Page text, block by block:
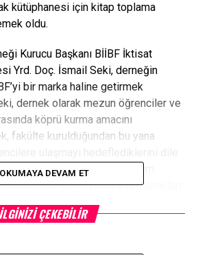
kütüphanesi için kitap toplama
oldu.
Kurucu Başkanı BİİBF İktisat
Yrd. Doç. İsmail Seki, derneğin
bir marka haline getirmek
dernek olarak mezun öğrenciler ve
köprü kurma amacını
fakülte kurulduğundan bu yana
hedefleri arasında sivil toplum
ve mezunlara iş olanakları
yapılmasını da saydı.
OKUMAYA DEVAM ET
İLGINIZI ÇEKEBILIR